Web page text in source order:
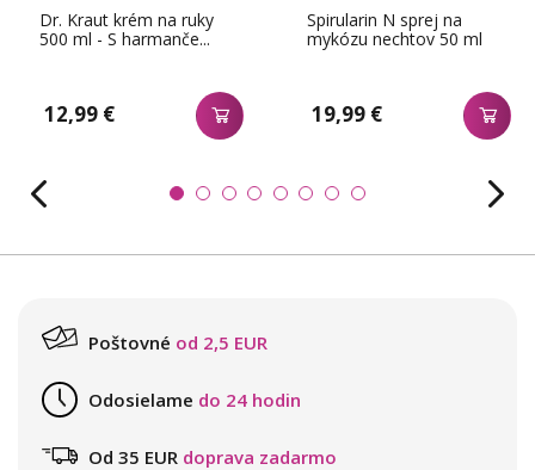
Dr. Kraut krém na ruky
500 ml - S harmanče...
12,99 €
Spirularin N sprej na
mykózu nechtov 50 ml
19,99 €
Poštovné od 2,5 EUR
Odosielame do 24 hodin
Od 35 EUR doprava zadarmo